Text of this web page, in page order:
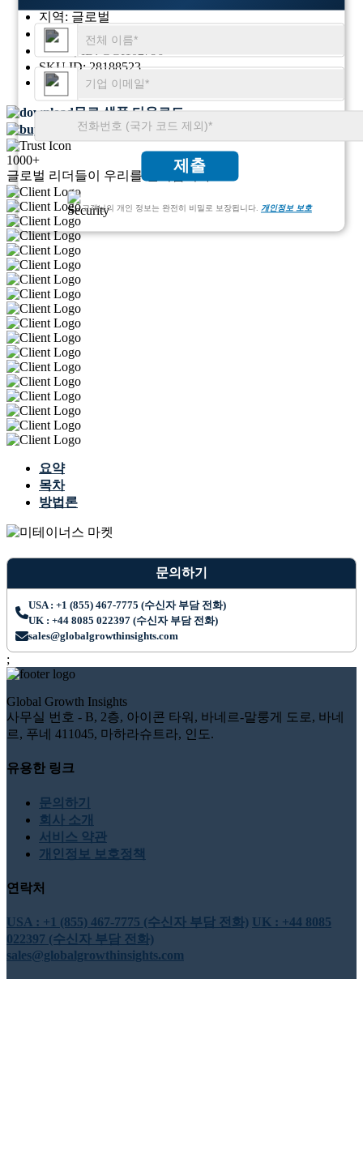
지역: 글로벌
형식:
PDF
보고서 ID:
SKU ID:28188523
페이지 수:107
무료 샘플 다운로드
빠른 구매
1000+
글로벌 리더들이 우리를 신뢰합니다
요약
목차
방법론
제출
고객님의 개인 정보는 완전히 비밀로 보장됩니다. 개인정보 보호
문의하기
USA : +1 (855) 467-7775 (수신자 부담 전화)
UK : +44 8085 022397 (수신자 부담 전화)
sales@globalgrowthinsights.com
;
Global Growth Insights
사무실 번호 - B, 2층, 아이콘 타워, 바네르-말룽게 도로, 바네
르, 푸네 411045, 마하라슈트라, 인도.
유용한 링크
문의하기
회사 소개
서비스 약관
개인정보 보호정책
연락처
USA : +1 (855) 467-7775 (수신자 부담 전화) UK : +44 8085
022397 (수신자 부담 전화)
sales@globalgrowthinsights.com